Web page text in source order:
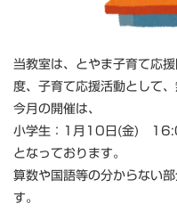
当教室は、とやま子育て応
度、子育て応援活動として
今月の開催は、
小学生：1 月10日(金)
となっております。
算数や国語等の分からない
す。